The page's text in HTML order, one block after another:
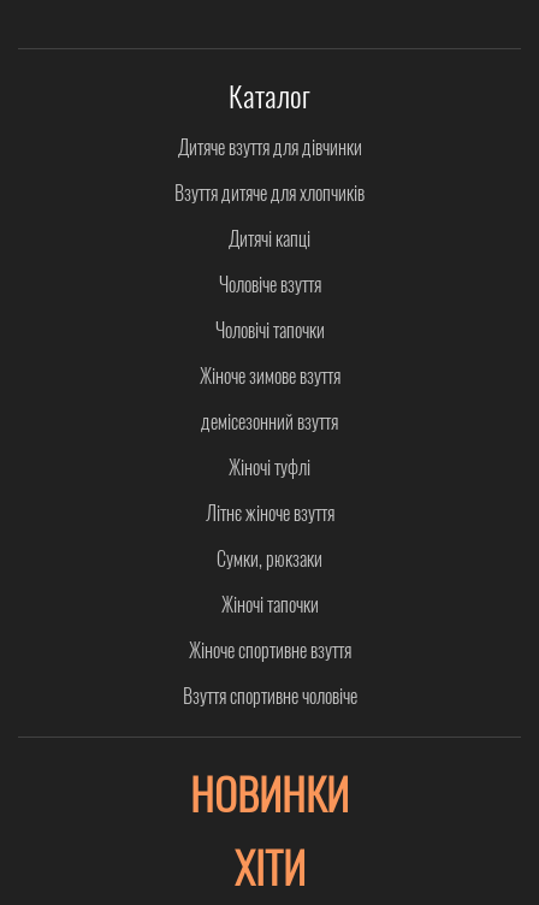
Каталог
Дитяче взуття для дівчинки
Взуття дитяче для хлопчиків
Дитячі капці
Чоловіче взуття
Чоловічі тапочки
Жіноче зимове взуття
демісезонний взуття
Жіночі туфлі
Літнє жіноче взуття
Сумки, рюкзаки
Жіночі тапочки
Жіноче спортивне взуття
Взуття спортивне чоловіче
НОВИНКИ
ХІТИ